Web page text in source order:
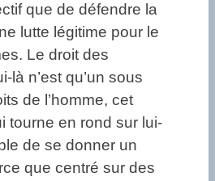
que de défendre la
lutte légitime pour le
Le droit des
là n’est qu’un sous
de l’homme, cet
tourne en rond sur lui-
de se donner un
que centré sur des